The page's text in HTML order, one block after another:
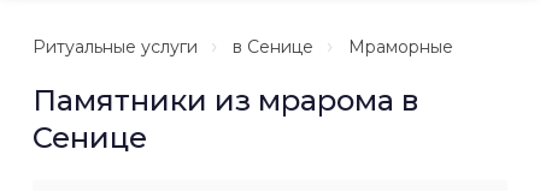
Ритуальные услуги в Сенице Мраморные
Памятники из мрарома в
Сенице